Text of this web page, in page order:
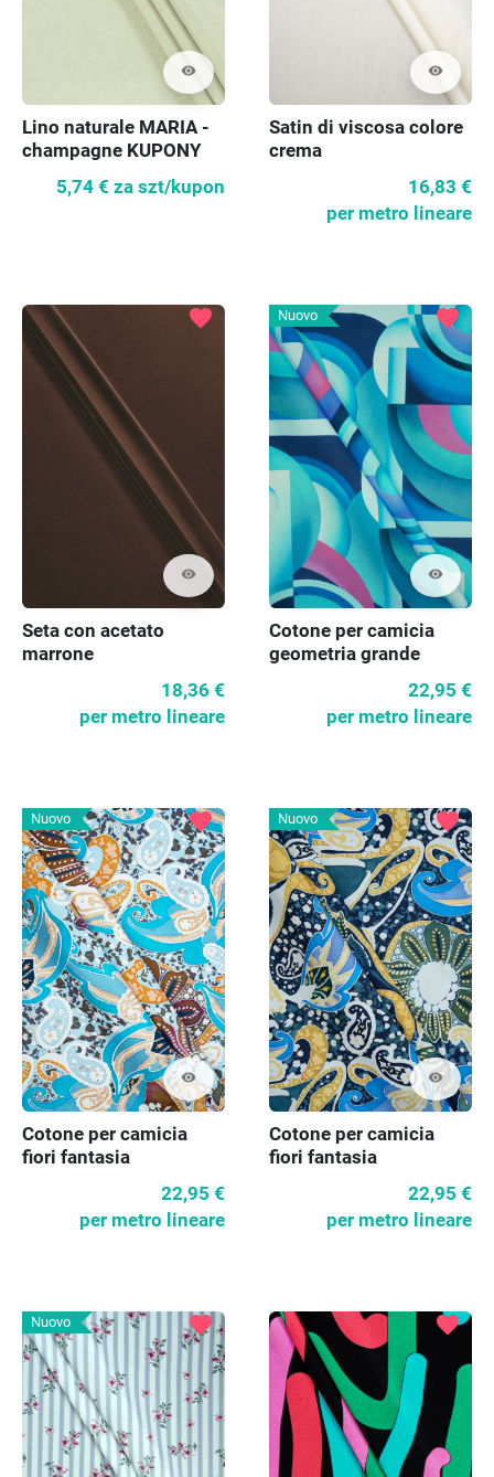
visibility
Lino naturale MARIA -
champagne KUPONY
5,74 € za szt/kupon
visibility
Satin di viscosa colore
crema
16,83 €
per metro lineare
visibility
favorite
Seta con acetato
marrone
18,36 €
per metro lineare
Nuovo
visibility
favorite
Cotone per camicia
geometria grande
22,95 €
per metro lineare
Nuovo
visibility
favorite
Cotone per camicia
fiori fantasia
22,95 €
per metro lineare
Nuovo
visibility
favorite
Cotone per camicia
fiori fantasia
22,95 €
per metro lineare
Nuovo favorite favorite